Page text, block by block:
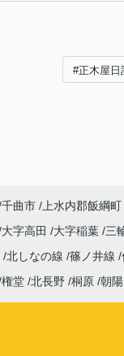
#正木屋日
千曲市
上水内郡飯綱町
大字高田 大字稲葉 三
北しなの線 篠ノ井線
権堂 北長野 桐原 朝陽